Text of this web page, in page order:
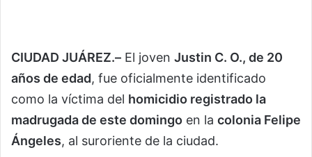
CIUDAD JUÁREZ.– El joven Justin C. O., de 20
años de edad, fue oficialmente identificado
como la víctima del homicidio registrado la
madrugada de este domingo en la colonia Felipe
Ángeles, al suroriente de la ciudad.